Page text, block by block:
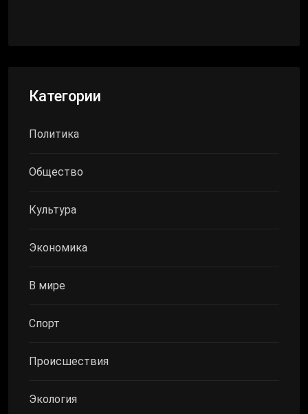
Категории
Политика
Общество
Культура
Экономика
В мире
Спорт
Происшествия
Экология